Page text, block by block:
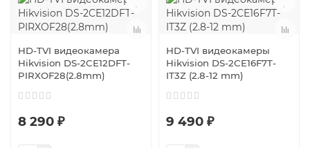
HD-TVI видеокамера
Hikvision DS-2CE12DFT-
PIRXOF28(2.8mm)
8 290 ₽
HD-TVI видеокамеры
Hikvision DS-2CE16F7T-
IT3Z (2.8-12 mm)
9 490 ₽